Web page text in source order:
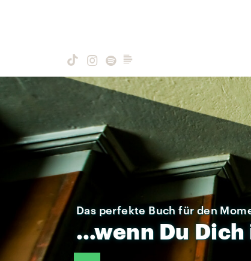
Das perfekte Buch für den
…wenn Du Dich